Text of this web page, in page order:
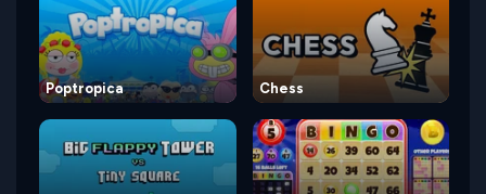
Poptropica Chess